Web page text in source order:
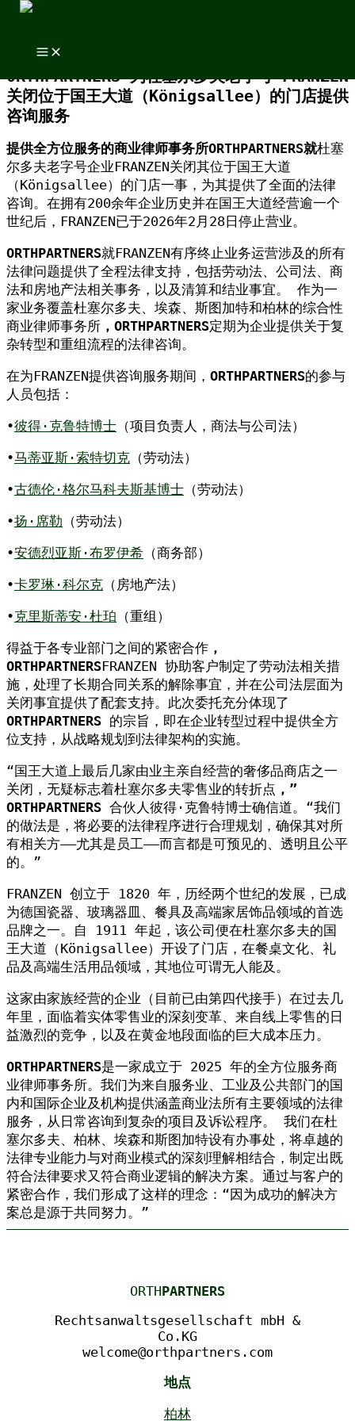
ORTHPARTNERS 为杜塞尔多夫老字号 FRANZEN
关闭位于国王大道（Königsallee）的门店提供
咨询服务
提供全方位服务的商业律师事务所ORTHPARTNERS就杜塞
尔多夫老字号企业FRANZEN关闭其位于国王大道
（Königsallee）的门店一事，为其提供了全面的法律
咨询。在拥有200余年企业历史并在国王大道经营逾一个
世纪后，FRANZEN已于2026年2月28日停止营业。
ORTHPARTNERS就FRANZEN有序终止业务运营涉及的所有
法律问题提供了全程法律支持，包括劳动法、公司法、商
法和房地产法相关事务，以及清算和结业事宜。 作为一
家业务覆盖杜塞尔多夫、埃森、斯图加特和柏林的综合性
商业律师事务所 ，ORTHPARTNERS定期为企业提供关于复
杂转型和重组流程的法律咨询。
在为FRANZEN提供咨询服务期间， ORTHPARTNERS的参与
人员包括：
•彼得·克鲁特博士 （项目负责人，商法与公司法）
•马蒂亚斯·索特切克 （劳动法）
•古德伦·格尔马科夫斯基博士 （劳动法）
•扬·席勒 （劳动法）
•安德烈亚斯·布罗伊希 （商务部）
•卡罗琳·科尔克 （房地产法）
•克里斯蒂安·杜珀 （重组）
得益于各专业部门之间的紧密合作 ，
ORTHPARTNERSFRANZEN 协助客户制定了劳动法相关措
施，处理了长期合同关系的解除事宜，并在公司法层面为
关闭事宜提供了配套支持。此次委托充分体现了
ORTHPARTNERS 的宗旨，即在企业转型过程中提供全方
位支持，从战略规划到法律架构的实施。
“国王大道上最后几家由业主亲自经营的奢侈品商店之一
关闭，无疑标志着杜塞尔多夫零售业的转折点 ，”
ORTHPARTNERS 合伙人彼得·克鲁特博士确信道。“我们
的做法是，将必要的法律程序进行合理规划，确保其对所
有相关方——尤其是员工——而言都是可预见的、透明且公平
的。”
FRANZEN 创立于 1820 年，历经两个世纪的发展，已成
为德国瓷器、玻璃器皿、餐具及高端家居饰品领域的首选
品牌之一。自 1911 年起，该公司便在杜塞尔多夫的国
王大道（Königsallee）开设了门店，在餐桌文化、礼
品及高端生活用品领域，其地位可谓无人能及。
这家由家族经营的企业（目前已由第四代接手）在过去几
年里，面临着实体零售业的深刻变革、来自线上零售的日
益激烈的竞争，以及在黄金地段面临的巨大成本压力。
ORTHPARTNERS是一家成立于 2025 年的全方位服务商
业律师事务所。我们为来自服务业、工业及公共部门的国
内和国际企业及机构提供涵盖商业法所有主要领域的法律
服务，从日常咨询到复杂的项目及诉讼程序。 我们在杜
塞尔多夫、柏林、埃森和斯图加特设有办事处，将卓越的
法律专业能力与对商业模式的深刻理解相结合，制定出既
符合法律要求又符合商业逻辑的解决方案。通过与客户的
紧密合作，我们形成了这样的理念：“因为成功的解决方
案总是源于共同努力。”
ORTHPARTNERS
Rechtsanwaltsgesellschaft mbH &
Co.KG
welcome@orthpartners.com
地点
柏林